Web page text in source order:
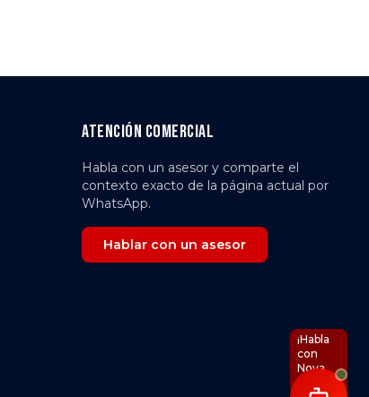
Atención comercial
Habla con un asesor y comparte el
contexto exacto de la página actual por
WhatsApp.
Hablar con un asesor
¡Habla
con
Nova
IA!